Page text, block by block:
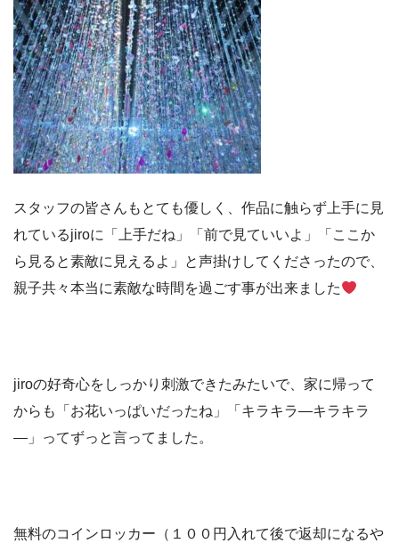
スタッフの皆さんもとても優しく、作品に触らず上手に見
れているjiroに「上手だね」「前で見ていいよ」「ここか
ら見ると素敵に見えるよ」と声掛けしてくださったので、
親子共々本当に素敵な時間を過ごす事が出来ました
jiroの好奇心をしっかり刺激できたみたいで、家に帰って
からも「お花いっぱいだったね」「キラキラ―キラキラ
―」ってずっと言ってました。
無料のコインロッカー（１００円入れて後で返却になるや